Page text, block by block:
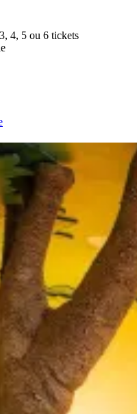
4, 5 ou 6 tickets